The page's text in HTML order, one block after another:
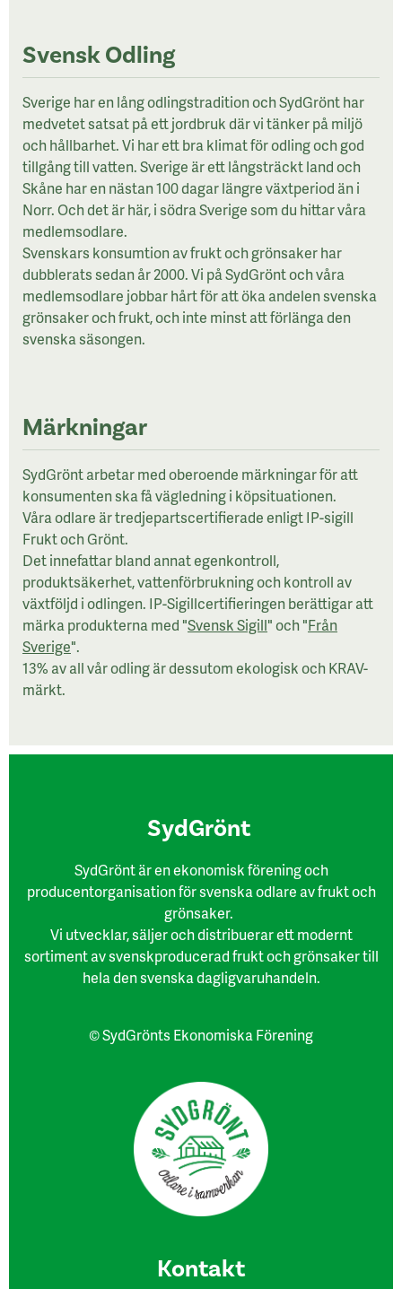
Svensk Odling
Sverige har en lång odlingstradition och SydGrönt har
medvetet satsat på ett jordbruk där vi tänker på miljö
och hållbarhet. Vi har ett bra klimat för odling och god
tillgång till vatten. Sverige är ett långsträckt land och
Skåne har en nästan 100 dagar längre växtperiod än i
Norr. Och det är här, i södra Sverige som du hittar våra
medlemsodlare.
Svenskars konsumtion av frukt och grönsaker har
dubblerats sedan år 2000. Vi på SydGrönt och våra
medlemsodlare jobbar hårt för att öka andelen svenska
grönsaker och frukt, och inte minst att förlänga den
svenska säsongen.
Märkningar
SydGrönt arbetar med oberoende märkningar för att
konsumenten ska få vägledning i köpsituationen.
Våra odlare är tredjepartscertifierade enligt IP-sigill
Frukt och Grönt.
Det innefattar bland annat egenkontroll,
produktsäkerhet, vattenförbrukning och kontroll av
växtföljd i odlingen. IP-Sigillcertifieringen berättigar att
märka produkterna med "Svensk Sigill" och "Från
Sverige".
13% av all vår odling är dessutom ekologisk och KRAV-
märkt.
SydGrönt
SydGrönt är en ekonomisk förening och
producentorganisation för svenska odlare av frukt och
grönsaker.
Vi utvecklar, säljer och distribuerar ett modernt
sortiment av svenskproducerad frukt och grönsaker till
hela den svenska dagligvaruhandeln.
© SydGrönts Ekonomiska Förening
Kon​takt